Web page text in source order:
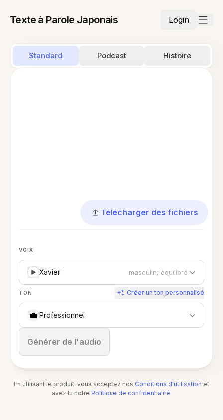
Texte à Parole Japonais Login
Standard Podcast Histoire
Télécharger des fichiers
VOIX
Xavier masculin, équilibré
TON Créer un ton personnalisé
💼 Professionnel
Générer de l'audio
Arrêter
En utilisant le produit, vous acceptez nos Conditions d'utilisation et
avez lu notre Politique de confidentialité.